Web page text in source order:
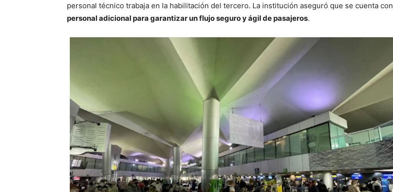
personal técnico trabaja en la habilitación del tercero. La institución aseguró que se cuenta con
personal adicional para garantizar un flujo seguro y ágil de pasajeros.